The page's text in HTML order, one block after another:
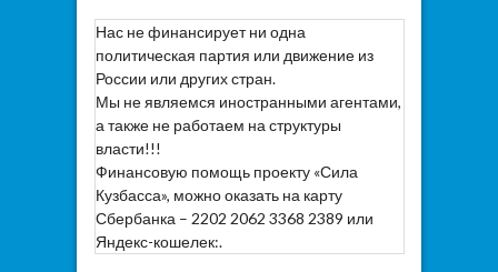
Нас не финансирует ни одна
политическая партия или движение из
России или других стран.
Мы не являемся иностранными агентами,
а также не работаем на структуры
власти!!!
Финансовую помощь проекту «Сила
Кузбасса», можно оказать на карту
Сбербанка – 2202 2062 3368 2389 или
Яндекс-кошелек:.